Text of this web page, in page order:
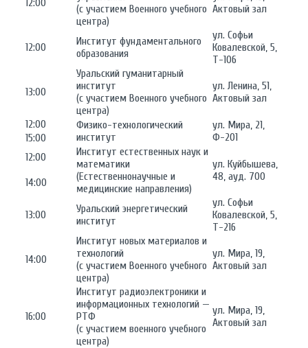
12:00
(с участием Военного учебного
центра)
Актовый зал
12:00
Институт фундаментального
образования
ул. Софьи
Ковалевской, 5,
Т-106
13:00
Уральский гуманитарный
институт
(с участием Военного учебного
центра)
ул. Ленина, 51,
Актовый зал
12:00
Физико-технологический
институт
ул. Мира, 21,
Ф-201
15:00
12:00
Институт естественных наук и
математики
(Естественнонаучные и
медицинские направления)
ул. Куйбышева,
48, ауд. 700
14:00
13:00
Уральский энергетический
институт
ул. Софьи
Ковалевской, 5,
Т-216
14:00
Институт новых материалов и
технологий
(с участием Военного учебного
центра)
ул. Мира, 19,
Актовый зал
16:00
Институт радиоэлектроники и
информационных технологий —
РТФ
(с участием военного учебного
центра)
ул. Мира, 19,
Актовый зал